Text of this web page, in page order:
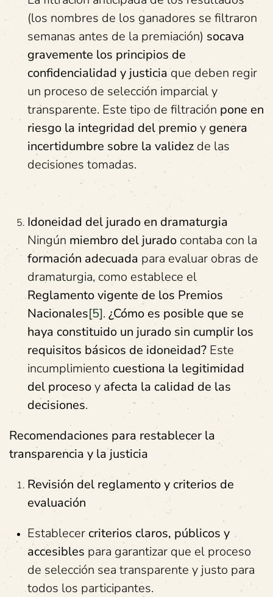
(los nombres de los ganadores se filtraron
semanas antes de la premiación) socava
gravemente los principios de
confidencialidad y justiciaque deben regir
un proceso de selección imparcial y
transparente. Este tipo de filtración pone en
riesgo la integridad del premioy genera
incertidumbre sobre la validez de las
decisiones tomadas.
Idoneidad del jurado en dramaturgia
Ningún miembro del jurado contaba con la
formación adecuada para evaluar obras de
dramaturgia, como establece el
Reglamento vigente de los Premios
Nacionales[5]. ¿Cómo es posible que se
haya constituido un jurado sin cumplir los
requisitos básicos de idoneidad? Este
incumplimiento cuestiona la legitimidad
del procesoy afecta la calidad de las
decisiones.
Recomendaciones para restablecer la
transparencia y la justicia
Revisión del reglamento y criterios de
evaluación
Establecer criterios claros, públicos y
accesibles para garantizar que el proceso
de selección sea transparente y justo para
todos los participantes.